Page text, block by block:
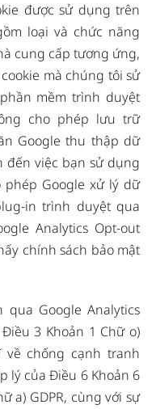
được sử dụng trên
loại và chức năng
cung cấp tương ứng,
mà chúng tôi sử
mềm trình duyệt
cho phép lưu trữ
Google thu thập dữ
đến việc bạn sử dụng
Google xử lý dữ
in trình duyệt qua
Analytics Opt-out
chính sách bảo mật
Google Analytics
3 Khoản 1 Chữ o)
chống cạnh tranh
lý của Điều 6 Khoản 6
a) GDPR, cùng với sự